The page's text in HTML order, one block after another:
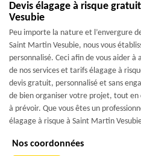
Devis élagage à risque
Vesubie
Peu importe la nature et l’envergure
Saint Martin Vesubie, nous vous
personnalisé. Ceci afin de vous aider
de nos services et tarifs élagage à
devis gratuit, personnalisé et sans
de bien organiser votre projet, tout en
à prévoir. Que vous êtes un
élagage à risque à Saint Martin
Nos coordonnées